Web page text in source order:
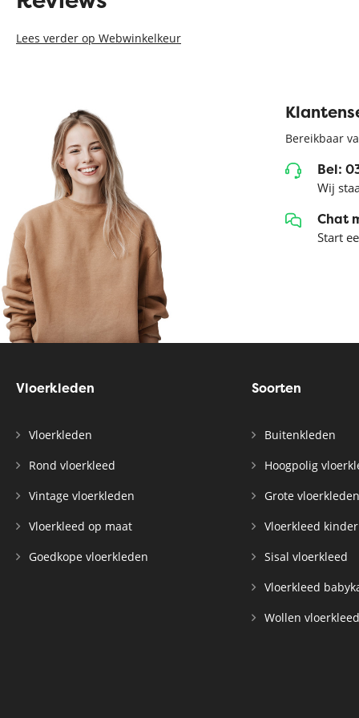
Lees verder op Webwinkelkeur
Bereikbaar
Bel:
Wij
Chat
Start
Vloerkleden
Vloerkleden
Rond vloerkleed
Vintage vloerkleden
Vloerkleed op maat
Goedkope vloerkleden
Soorten
Buitenkleden
Hoogpolig
Grote vloerkleden
Vloerkleed
Sisal vloerkleed
Vloerkleed
Wollen vloerkleed